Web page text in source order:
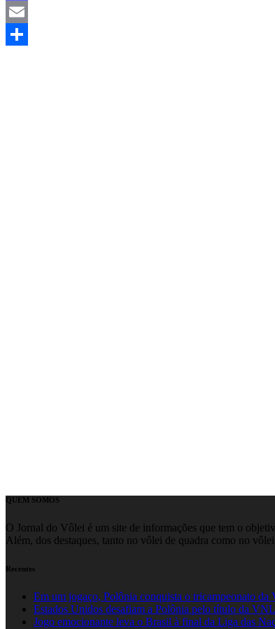
Mastodon
Email
QUEM SOMOS
O Jornal do Vôlei é um site de informações que tem o
Além, dos destaques, tanto no vôlei de quadra como no
Recentes
Em um jogaço, Polônia conquista o tricampeonato
Estados Unidos desafiam a Polônia pelo título da
Jogo emocionante leva o Brasil à final da Liga das